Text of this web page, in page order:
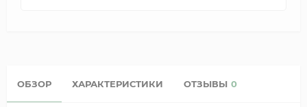
ОБЗОР ХАРАКТЕРИСТИКИ ОТЗЫВЫ 0